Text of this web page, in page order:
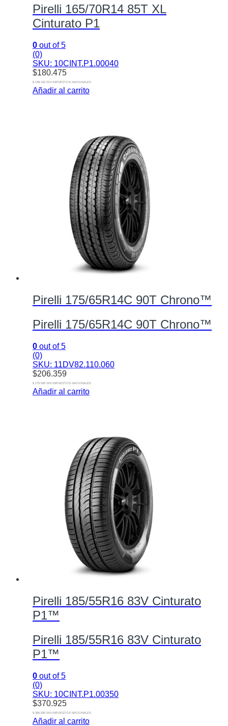
Pirelli 165/70R14 85T XL
Cinturato P1
0 out of 5
(0)
SKU: 10CINT.P1.00040
$180.475
$ 149.153 SIN IMPUESTOS NACIONALES
Añadir al carrito
Pirelli 175/65R14C 90T Chrono™
Pirelli 175/65R14C 90T Chrono™
0 out of 5
(0)
SKU: 11DV82.110.060
$206.359
$ 170.545 SIN IMPUESTOS NACIONALES
Añadir al carrito
Pirelli 185/55R16 83V Cinturato
P1™
Pirelli 185/55R16 83V Cinturato
P1™
0 out of 5
(0)
SKU: 10CINT.P1.00350
$370.925
$ 306.550 SIN IMPUESTOS NACIONALES
Añadir al carrito